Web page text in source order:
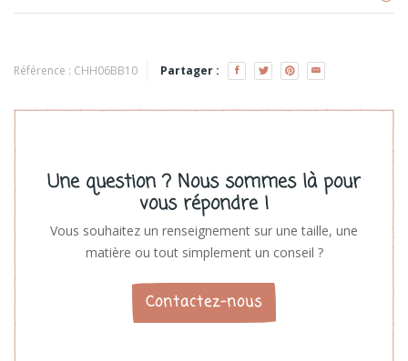
Voir les produits
Référence : CHH06BB10 Partager :
Une question ? Nous sommes là pour
vous répondre !
Vous souhaitez un renseignement sur une taille, une
matière ou tout simplement un conseil ?
Contactez-nous